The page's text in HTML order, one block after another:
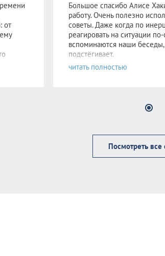
от
очень
Большое спасибо Алисе
работу. Очень полезно
советы. Даже когда по
реагировать на ситуации
вспоминаются наши беседы,
подстёгивает.
Желаю всем иметь
Посмотреть